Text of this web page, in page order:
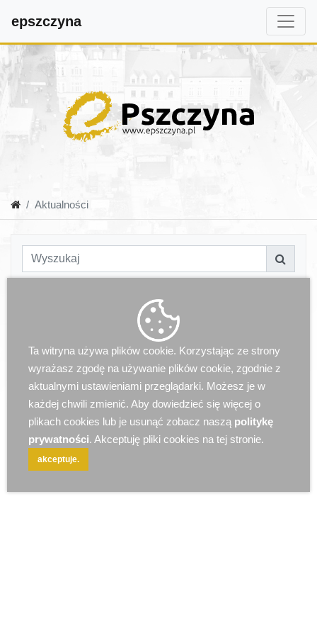
epszczyna
Aktualności
Ta witryna używa plików cookie. Korzystając ze strony
wyrażasz zgodę na używanie plików cookie, zgodnie z
aktualnymi ustawieniami przeglądarki. Możesz je w
każdej chwili zmienić. Aby dowiedzieć się więcej o
plikach cookies lub je usunąć zobacz naszą politykę
prywatności. Akceptuję pliki cookies na tej stronie.
akceptuje.